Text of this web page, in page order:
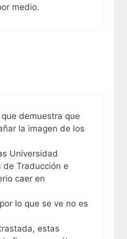
medio.
demuestra que
la imagen de los
Universidad
de Traducción e
caer en
lo que se ve no es
estas